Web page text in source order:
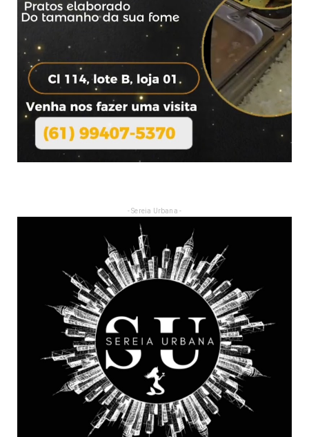
- Sereia Urbana -